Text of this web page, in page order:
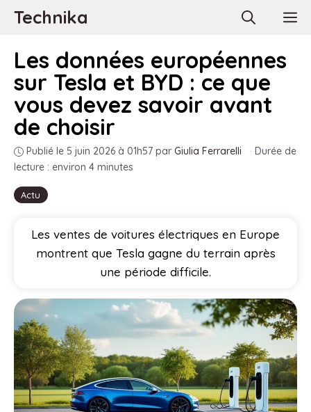
AllerTechnika
Actu
Les données européennes
sur Tesla et BYD : ce que
vous devez savoir avant
de choisir
Publié le 5 juin 2026 à 01h57 par Giulia Ferrarelli · Durée de
lecture : environ 4 minutes
Les ventes de voitures électriques en Europe
montrent que Tesla gagne du terrain après
une période difficile.